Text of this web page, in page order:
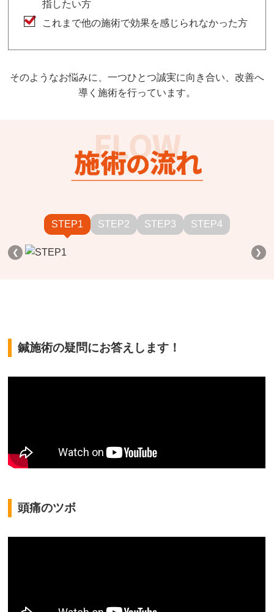
指したい方
これまで他の施術で効果を感じられなかった方
そのようなお悩みに、一つひとつ誠実に向き合い、改善へ
導く施術を行っています。
STEP1 STEP2 STEP3 STEP4
❮ ❯
鍼施術の疑問にお答えします！
頭痛のツボ